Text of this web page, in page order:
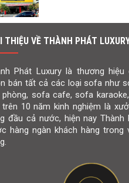
THIỆU VỀ THÀNH PHÁT
Phát Luxury là thương hiệu
bán tất cả các loại sofa như
phòng, sofa cafe, sofa
10 năm kinh nghiệm là
đầu cả nước, hiện nay Thành
hàng ngàn khách hàng trong